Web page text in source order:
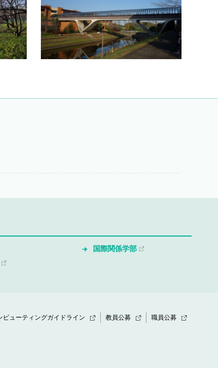
国際関係学部
ピューティングガイドライン 教員公募 職員公募